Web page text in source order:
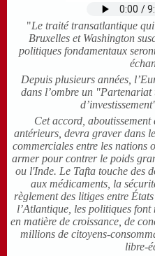
"Le traité transatlantique
Bruxelles et Washington
politiques fondamentaux
Depuis plusieurs années,
dans l’ombre un "Partenariat
Cet accord,
antérieurs, devra graver dans
commerciales entre les nations
armer pour contrer le poids
ou l'Inde. Le Tafta touche des
aux médicaments, la
règlement des litiges entre
l’Atlantique, les politiques
en matière de croissance, de
millions de citoyens-
libre-